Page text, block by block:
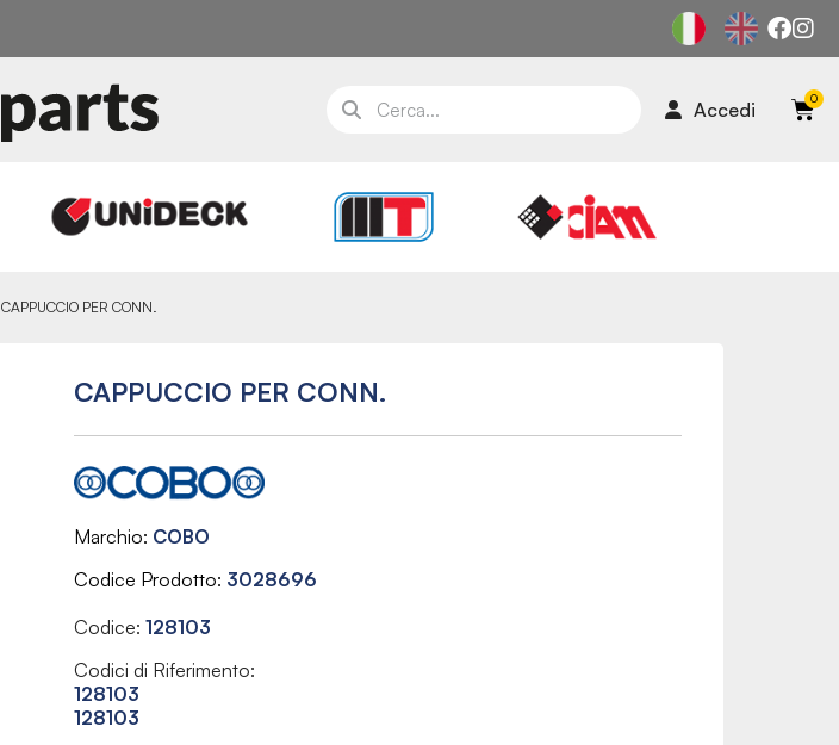
Accedi
CAPPUCCIO PER CONN.
CAPPUCCIO PER CONN.
Marchio COBO
Codice Prodotto 3028696
Codice: 128103
Codici di Riferimento:
128103
128103